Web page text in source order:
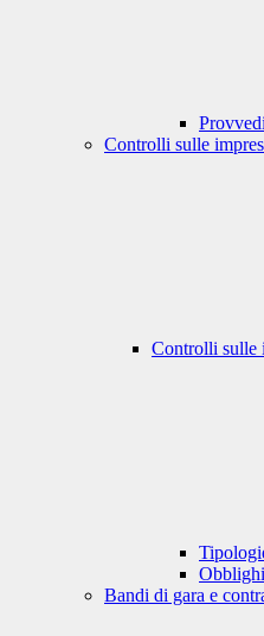
Controlli sulle
Controlli sulle
Bandi di gara e